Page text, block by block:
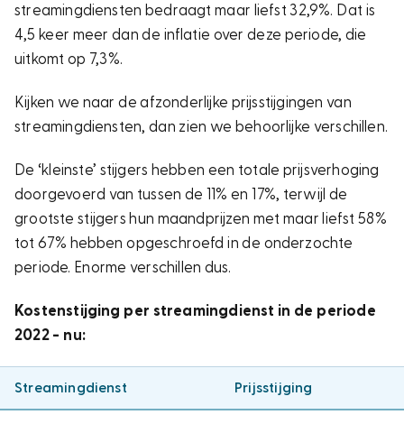
streamingdiensten bedraagt maar liefst 32,9%. Dat is
4,5 keer meer dan de inflatie over deze periode, die
uitkomt op 7,3%.
Kijken we naar de afzonderlijke prijsstijgingen van
streamingdiensten, dan zien we behoorlijke verschillen.
De ‘kleinste’ stijgers hebben een totale prijsverhoging
doorgevoerd van tussen de 11% en 17%, terwijl de
grootste stijgers hun maandprijzen met maar liefst 58%
tot 67% hebben opgeschroefd in de onderzochte
periode. Enorme verschillen dus.
Kostenstijging per streamingdienst in de periode
2022 - nu:
Streamingdienst Prijsstijging